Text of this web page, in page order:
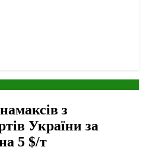
з
України за
5 $/т